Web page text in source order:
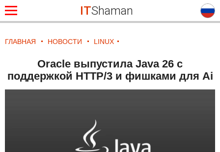
ITShaman
ГЛАВНАЯ НОВОСТИ LINUX
Oracle выпустила Java 26 с
поддержкой HTTP/3 и фишками для Ai